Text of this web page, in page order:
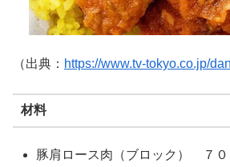
（出典： https://www.tv-tokyo.co.jp/
材料
豚肩ロース肉（ブロック） ７０